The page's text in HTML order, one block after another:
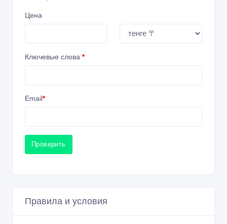
Цена
Ключевые слова *
Email*
Проверить
Правила и условия